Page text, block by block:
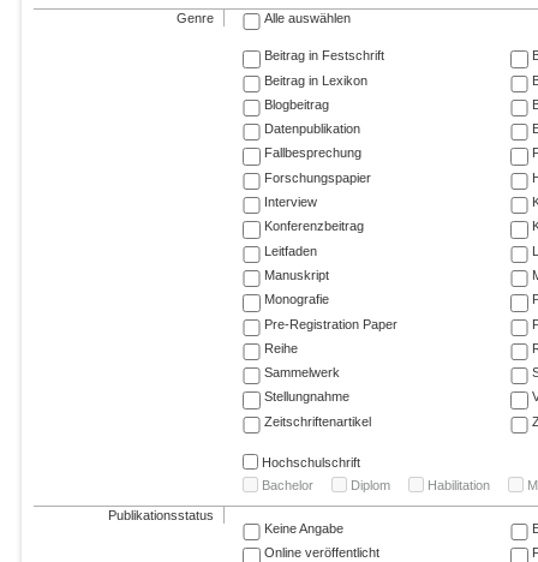
Genre Alle auswählen
Beitrag in Festschrift
Beitrag in Lexikon
Blogbeitrag
Datenpublikation
Fallbesprechung
Forschungspapier
Interview
Konferenzbeitrag
Leitfaden
Manuskript
Monografie
Pre-Registration Paper
Reihe
Sammelwerk
Stellungnahme
Zeitschriftenartikel
Hochschulschrift
Bachelor
Diplom Habilitation
Publikationsstatus
Keine Angabe
Online veröffentlicht